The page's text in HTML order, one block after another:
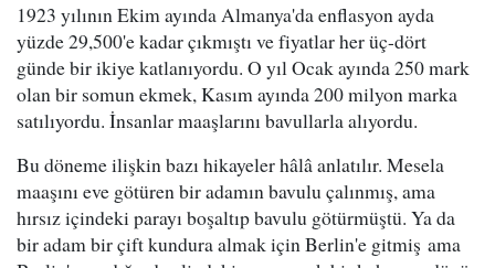
1923 yılının Ekim ayında Almanya'da enflasyon ayda
yüzde 29,500'e kadar çıkmıştı ve fiyatlar her üç-dört
günde bir ikiye katlanıyordu. O yıl Ocak ayında 250 mark
olan bir somun ekmek, Kasım ayında 200 milyon marka
satılıyordu. İnsanlar maaşlarını bavullarla alıyordu.
Bu döneme ilişkin bazı hikayeler hâlâ anlatılır. Mesela
maaşını eve götüren bir adamın bavulu çalınmış, ama
hırsız içindeki parayı boşaltıp bavulu götürmüştü. Ya da
bir adam bir çift kundura almak için Berlin'e gitmiş ama